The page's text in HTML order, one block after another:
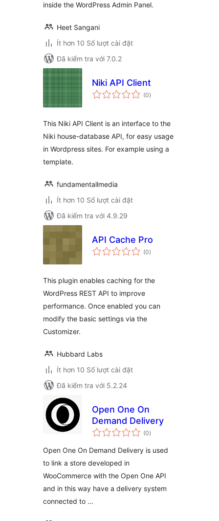
inside the WordPress Admin Panel.
Heet Sangani
Ít hơn 10 Số lượt cài đặt
Đã kiểm tra với 7.0.2
Niki API Client
(0tổng
đánh
)
This Niki API Client is an interface to the
Niki house-database API, for easy usage
in Wordpress sites. For example using a
template.
fundamentallmedia
Ít hơn 10 Số lượt cài đặt
Đã kiểm tra với 4.9.29
API Cache Pro
(0tổng
đánh
)
This plugin enables caching for the
WordPress REST API to improve
performance. Once enabled you can
modify the basic settings via the
Customizer.
Hubbard Labs
Ít hơn 10 Số lượt cài đặt
Đã kiểm tra với 5.2.24
Open One On
Demand Delivery
(0tổng
đánh
)
Open One On Demand Delivery is used
to link a store developed in
WooCommerce with the Open One API
and in this way have a delivery system
connected to …